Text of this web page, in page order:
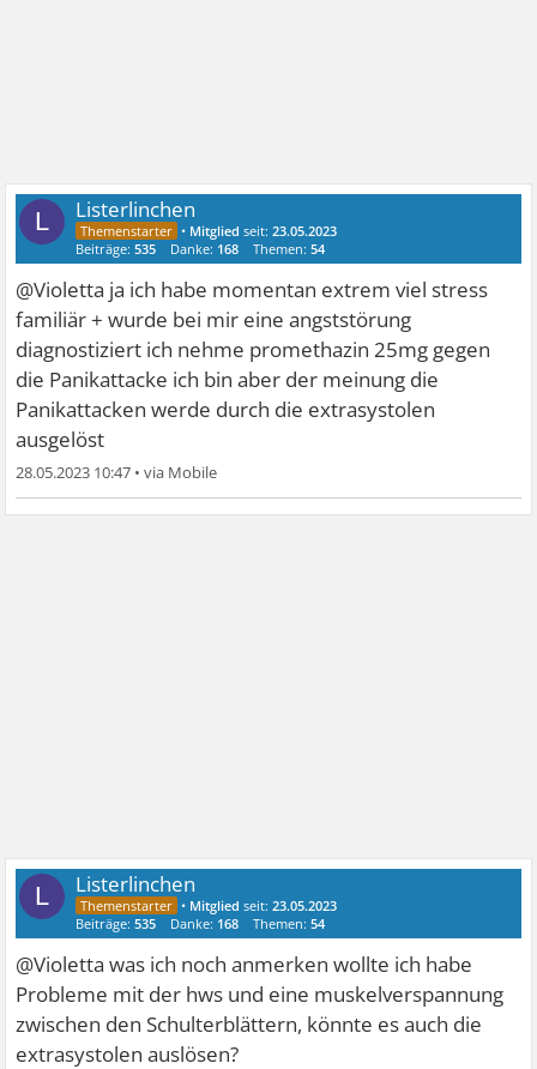
L Listerlinchen
• Mitglied seit:23.05.2023
Beiträge:535 Danke: 168 Themen:54
@Violetta ja ich habe momentan extrem viel stress
familiär + wurde bei mir eine angststörung
diagnostiziert ich nehme promethazin 25mg gegen
die Panikattacke ich bin aber der meinung die
Panikattacken werde durch die extrasystolen
ausgelöst
28.05.2023 10:47 •
L Listerlinchen
• Mitglied seit:23.05.2023
Beiträge:535 Danke: 168 Themen:54
@Violetta was ich noch anmerken wollte ich habe
Probleme mit der hws und eine muskelverspannung
zwischen den Schulterblättern, könnte es auch die
extrasystolen auslösen?